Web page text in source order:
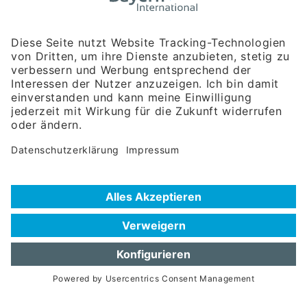
Bayerische Gesellschaft für Internationale
Rosenheimer Str. 143C
81671 München
Tel:+49 180 5949260
(Festnetz 14 ct/min, Mobil max. 42 ct/min)
Hotline
Datenschutzerklärung
Nutzungsbedingungen
Häufig gestellte Fragen (FAQ)